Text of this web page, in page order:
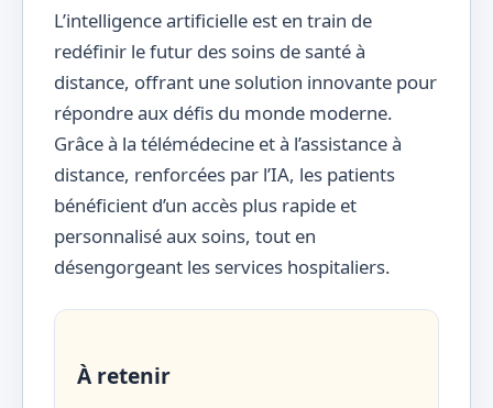
L’intelligence artificielle est en train de
redéfinir le futur des soins de santé à
distance, offrant une solution innovante pour
répondre aux défis du monde moderne.
Grâce à la télémédecine et à l’assistance à
distance, renforcées par l’IA, les patients
bénéficient d’un accès plus rapide et
personnalisé aux soins, tout en
désengorgeant les services hospitaliers.
À retenir